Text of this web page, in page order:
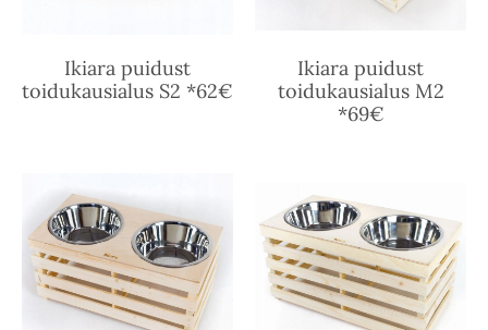
Ikiara puidust
toidukausialus S2 *62€
Ikiara puidust
toidukausialus M2
*69€